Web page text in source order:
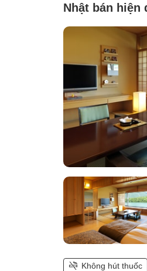
Nhật bán hiện
hút thuốc
Western Style
Không hút thuốc